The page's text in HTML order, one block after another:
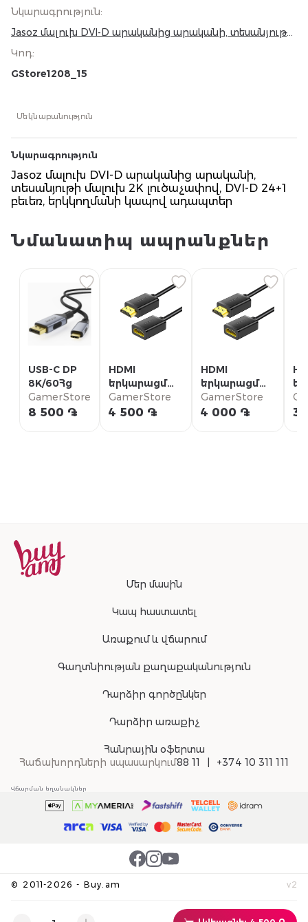
Նկարագրություն:
Jasoz մալուխ DVI-D արականից արականի, տեսանյութի
կապով ադապտեր
Կոդ:
GStore1208_15
Մեկնաբանություն
Նկարագրություն
Jasoz մալուխ DVI-D արականից արականի,
տեսանյութի մալուխ 2K լուծաչափով, DVI-D 24+1
բեւեռ, երկկողմանի կապով ադապտեր
Նմանատիպ ապրանքներ
USB-C DP
8K/60Հց
GamerStore
8 500 ֏
HDMI
երկարացման
մալուխ 3մ
GamerStore
4 500 ֏
HDMI
երկարացման
մալուխ 2մ
GamerStore
4 000 ֏ 3
Մեր մասին
Կապ հաստատել
Առաքում և վճարում
Գաղտնիության քաղաքականություն
Դարձիր գործընկեր
Դարձիր առաքիչ
Հանրային օֆերտա
Հաճախորդների սպասարկում88 11 +374 10 311 111
© 2011-2026 - Buy.am v2
Վճարման եղանակներ